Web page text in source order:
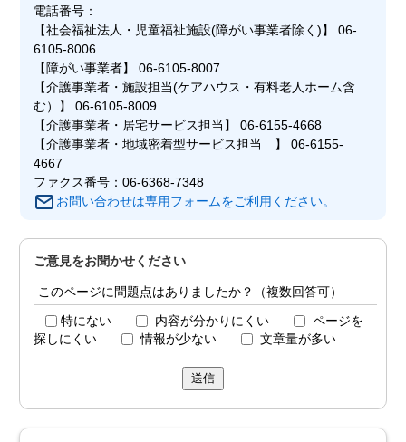
電話番号：
【社会福祉法人・児童福祉施設(障がい事業者除く)】 06-
6105-8006
【障がい事業者】 06-6105-8007
【介護事業者・施設担当(ケアハウス・有料老人ホーム含
む）】 06-6105-8009
【介護事業者・居宅サービス担当】 06-6155-4668
【介護事業者・地域密着型サービス担当 】 06-6155-
4667
ファクス番号：06-6368-7348
お問い合わせは専用フォームをご利用ください。
ご意見をお聞かせください
このページに問題点はありましたか？（複数回答可）
特にない 内容が分かりにくい
ページを
探しにくい
情報が少ない 文章量が多い
送信